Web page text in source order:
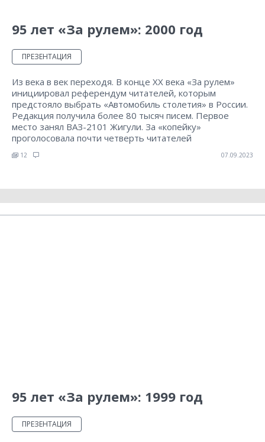
95 лет «За рулем»: 2000 год
ПРЕЗЕНТАЦИЯ
Из века в век переходя. В конце ХХ века «За рулем»
инициировал референдум читателей, которым
предстояло выбрать «Автомобиль столетия» в России.
Редакция получила более 80 тысяч писем. Первое
место занял ВАЗ-2101 Жигули. За «копейку»
проголосовала почти четверть читателей
12 07.09.2023
95 лет «За рулем»: 1999 год
ПРЕЗЕНТАЦИЯ